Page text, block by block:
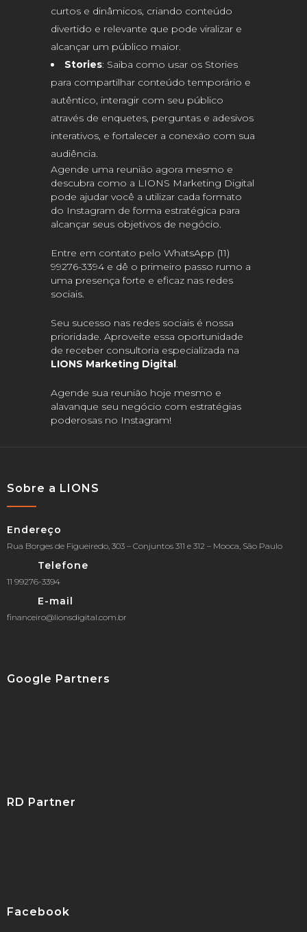
curtos e dinâmicos, criando conteúdo
divertido e relevante que pode viralizar e
alcançar um público maior.
Stories: Saiba como usar os Stories
para compartilhar conteúdo temporário e
autêntico, interagir com seu público
através de enquetes, perguntas e adesivos
interativos, e fortalecer a conexão com sua
audiência.
Agende uma reunião agora mesmo e
descubra como a LIONS Marketing Digital
pode ajudar você a utilizar cada formato
do Instagram de forma estratégica para
alcançar seus objetivos de negócio.
Entre em contato pelo WhatsApp (11)
99276-3394 e dê o primeiro passo rumo a
uma presença forte e eficaz nas redes
sociais.
Seu sucesso nas redes sociais é nossa
prioridade. Aproveite essa oportunidade
de receber consultoria especializada na
LIONS Marketing Digital.
Agende sua reunião hoje mesmo e
alavanque seu negócio com estratégias
poderosas no Instagram!
Sobre a LIONS
Endereço
Rua Borges de Figueiredo, 303 – Conjuntos 311 e 312 – Mooca, São Paulo
Telefone
11 99276-3394
E-mail
financeiro@lionsdigital.com.br
Google Partners
RD Partner
Facebook